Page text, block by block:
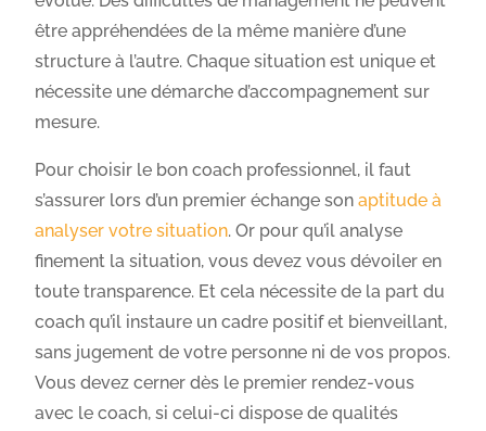
être appréhendées de la même manière d’une
structure à l’autre. Chaque situation est unique et
nécessite une démarche d’accompagnement sur
mesure.
Pour choisir le bon coach professionnel, il faut
s’assurer lors d’un premier échange sonaptitude à
analyser votre situation. Or pour qu’il analyse
finement la situation, vous devez vous dévoiler en
toute transparence. Et cela nécessite de la part du
coach qu’il instaure un cadre positif et bienveillant,
sans jugement de votre personne ni de vos propos.
Vous devez cerner dès le premier rendez-vous
avec le coach, si celui-ci dispose de qualités